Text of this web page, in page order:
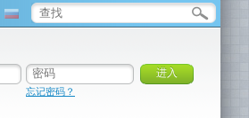
忘记密码？